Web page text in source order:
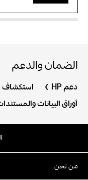
الضمان والدعم
دعم HP استكشاف
أوراق البيانات
من نحن